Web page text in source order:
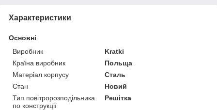
Характеристики
Основні
Виробник
Kratki
Країна виробник
Польща
Матеріал корпусу
Сталь
Стан
Новий
Тип повітророзподільника
по конструкції
Решітка